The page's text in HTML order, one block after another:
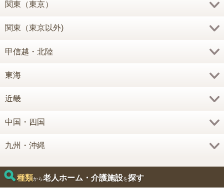
関東（東京）
関東（東京以外)
甲信越・北陸
東海
近畿
中国・四国
九州・沖縄
種類から老人ホーム・介護施設を探す